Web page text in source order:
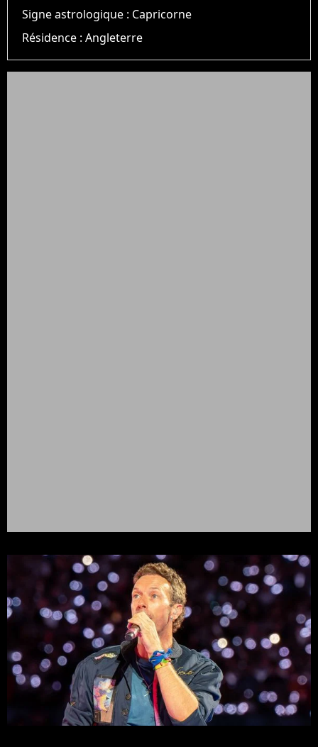
Signe astrologique : Capricorne
Résidence :Angleterre